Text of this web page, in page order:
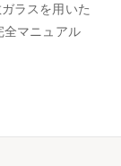
ラスを用いた
全マニュアル